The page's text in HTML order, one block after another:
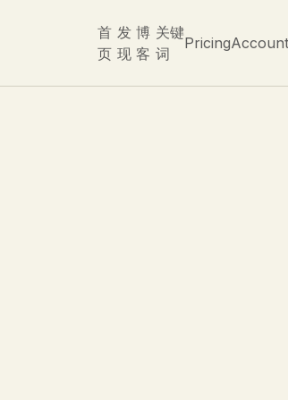
首
页
发
现
博
客
关键
词
PricingAccount